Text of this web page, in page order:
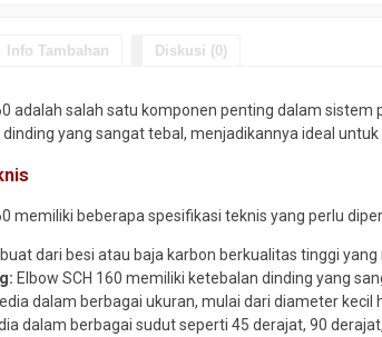
Info Tambahan Diskusi (0)
adalah salah satu komponen penting dalam
yang sangat tebal, menjadikannya ideal untuk
memiliki beberapa spesifikasi teknis yang perlu
dari besi atau baja karbon berkualitas tinggi
Elbow SCH 160 memiliki ketebalan dinding yang
dalam berbagai ukuran, mulai dari diameter
dalam berbagai sudut seperti 45 derajat, 90